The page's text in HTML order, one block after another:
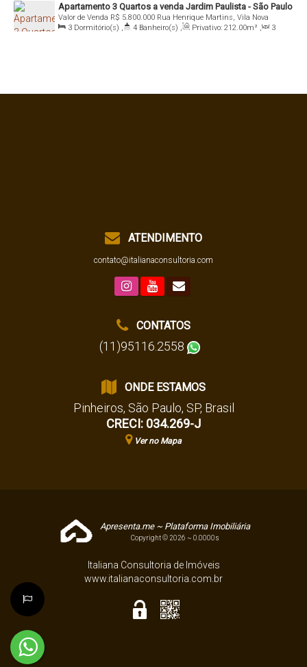
210.00m²
Apartamento 3 Quartos a venda Jardim Paulista - São Paulo
- SP
R$ 5.800.000
Valor de Venda
Rua Henrique Martins, Vila Nova
Conceição, 04504-000, Jardim Paulista , São Paulo, São Paulo, Brasil
3 Dormitório(s) , 4 Banheiro(s) , Privativo: 212.00m² ,
3
ATENDIMENTO
contato@italianaconsultoria.com
CONTATOS
(11)95116.2558
ONDE ESTAMOS
Pinheiros, São Paulo, SP, Brasil
CRECI: 034.269-J
Ver no Mapa
Apresenta.me ~ Plataforma Imobiliária
Copyright © 2026 ~ 0.0000s
Italiana Consultoria de Imóveis
www.italianaconsultoria.com.br